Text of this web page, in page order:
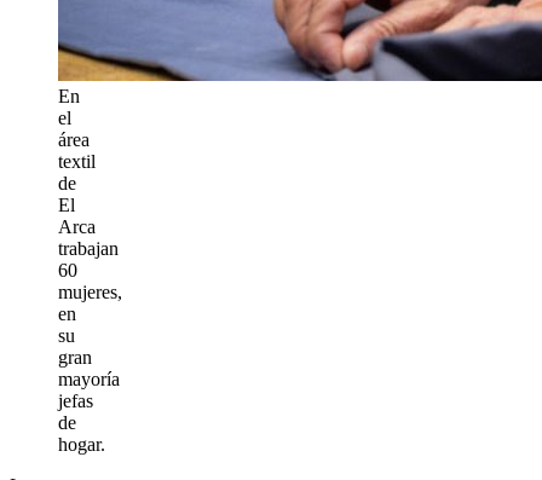
En
el
área
textil
de
El
Arca
trabajan
60
mujeres,
en
su
gran
mayoría
jefas
de
hogar.